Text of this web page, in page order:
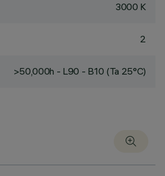
3000 K
2
>50,000h - L90 - B10 (Ta 25°C)